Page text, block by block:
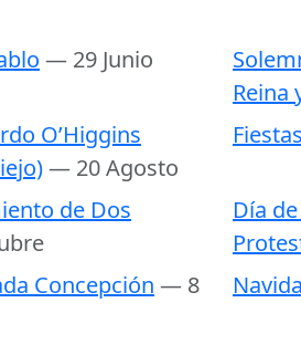
— 29 Junio
Reina
O’Higgins
— 20 Agosto
de Dos
Día
Concepción — 8